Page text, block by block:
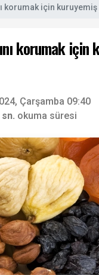
korumak için
korumak için
Çarşamba 09:40
okuma süresi